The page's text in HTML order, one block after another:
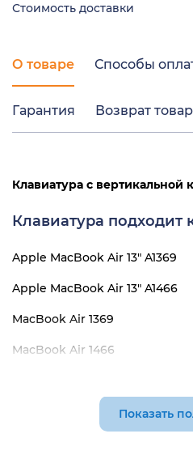
Стоимость доставки
О товаре Способы
Гарантия Возврат
Клавиатура с вертикальной
Клавиатура подходит
Apple MacBook Air 13" A1369
Apple MacBook Air 13" A1466
MacBook Air 1369
MacBook Air 1466
MacBook Air 13" late 2010
Показать